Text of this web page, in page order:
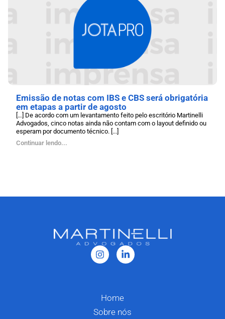
Emissão de notas com IBS e CBS será obrigatória
em etapas a partir de agosto
[…] De acordo com um levantamento feito pelo escritório Martinelli
Advogados, cinco notas ainda não contam com o layout definido ou
esperam por documento técnico. [...]
Continuar lendo...
Home
Sobre nós